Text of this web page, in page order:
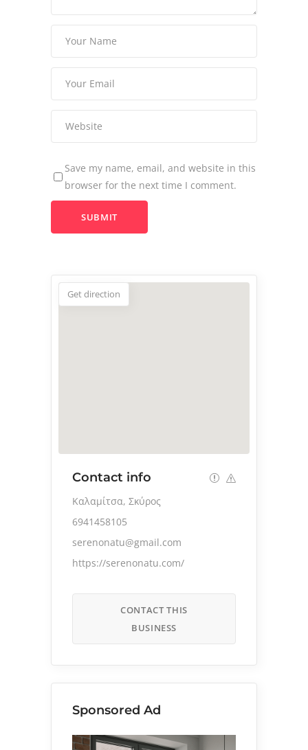
Save my name, email, and website in this
browser for the next time I comment.
Get direction
Contact info
Καλαμίτσα, Σκύρος
6941458105
serenonatu@gmail.com
https://serenonatu.com/
CONTACT THIS
BUSINESS
Sponsored Ad